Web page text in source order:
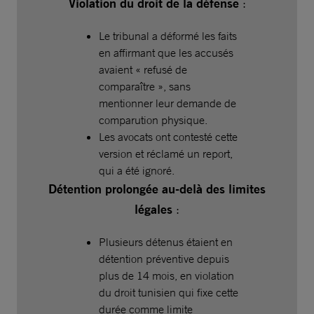
Le tribunal a déformé les faits
en affirmant que les accusés
avaient « refusé de
comparaître », sans
mentionner leur demande de
comparution physique.
Les avocats ont contesté cette
version et réclamé un report,
qui a été ignoré.
Détention prolongée au-delà des limites
légales :
Plusieurs détenus étaient en
détention préventive depuis
plus de 14 mois, en violation
du droit tunisien qui fixe cette
durée comme limite